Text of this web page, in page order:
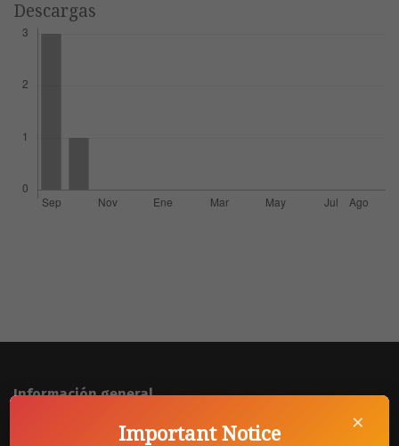
Descargas
Información general
Equipo editorial
×
Important Notice